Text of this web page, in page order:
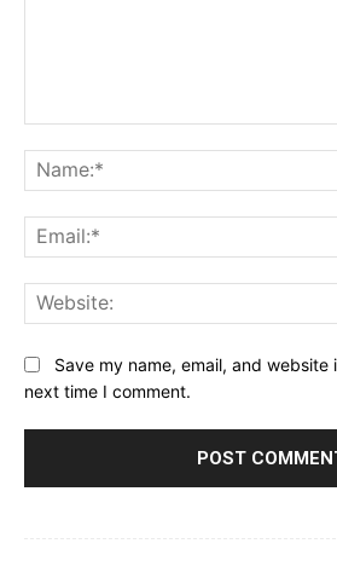
Save my name, email, and
next time I comment.